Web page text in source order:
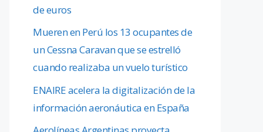
de euros
Mueren en Perú los 13 ocupantes de
un Cessna Caravan que se estrelló
cuando realizaba un vuelo turístico
ENAIRE acelera la digitalización de la
información aeronáutica en España